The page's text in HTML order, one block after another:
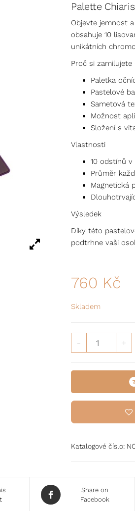
Palette
Objevte jemnost
obsahuje 10
unikátních
Proč si zamilujete
Paletka
Pastelové
Sametová
Možnost
Složení s
Vlastnosti
10 odstínů
Průměr
Magnetická
Výsledek
Díky této
podtrhne vaši
760 Kč
Skladem
- Paletka +
Katalogové číslo:
Share on
Facebook